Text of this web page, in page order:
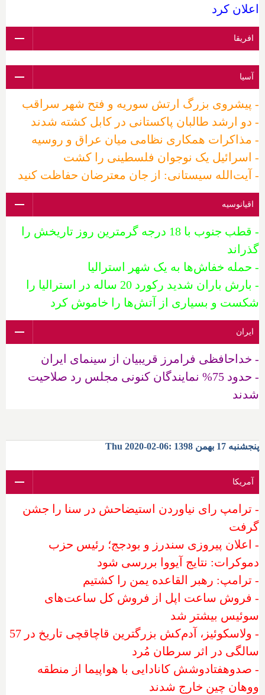
اعلان کرد
افریقا
آسیا
- پیشروی بزرگ ارتش سوریه و فتح شهر سراقب
- دو ارشد طالبان پاکستانی در کابل کشته شدند
- مذاکرات همکاری نظامی میان عراق و روسیه
- اسرائیل یک نوجوان فلسطینی را کشت
- آیت‌الله سیستانی: از جان معترضان حفاظت کنید
اقیانوسیه
- قطب جنوب با 18 درجه گرمترین روز تاریخش را
گذراند
- حمله خفاش‌ها به یک شهر استرالیا
- بارش باران شدید رکورد 20 ساله در استرالیا را
شکست و بسیاری از آتش‌ها را خاموش کرد
ایران
- خداحافظی فرامرز قریبیان از سینمای ایران
- حدود 75% نمایندگان کنونی مجلس رد صلاحیت
شدند
پنجشنبه 17 بهمن 1398 :06-02-2020 Thu
آمریکا
- ترامپ رای نیاوردن استیضاحش در سنا را جشن
گرفت
- اعلان پیروزی سندرز و بودجج؛ رئیس حزب
دموکرات: نتایج آیووا بررسی شود
- ترامپ: رهبر القاعده یمن را کشتیم
- فروش ساعت اپل از فروش کل ساعت‌های
سوئیس بیشتر شد
- ولاسکوئیز، آدم‌کش بزرگترین قاچاقچی تاریخ در 57
سالگی در اثر سرطان مُرد
- صدوهفتادوشش کانادایی با هواپیما از منطقه
ووهان چین خارج شدند